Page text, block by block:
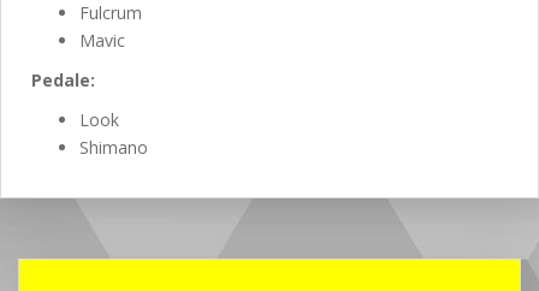
Fulcrum
Mavic
Pedale:
Look
Shimano